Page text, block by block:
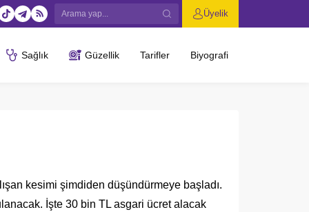
Üyelik
Sağlık Güzellik Tarifler Biyografi
kesimi şimdiden düşündürmeye başladı.
İşte 30 bin TL asgari ücret alacak